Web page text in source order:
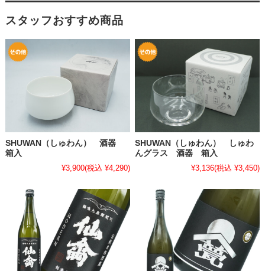
スタッフおすすめ商品
SHUWAN（しゅわん） 酒器
箱入
¥3,900(税込 ¥4,290)
SHUWAN（しゅわん） しゅわ
んグラス 酒器 箱入
¥3,136(税込 ¥3,450)